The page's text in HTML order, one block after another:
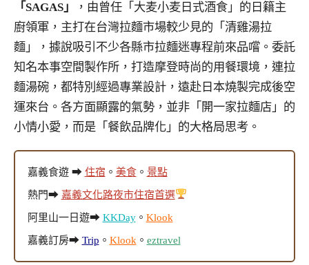
「SAGAS」
，由曾任「大麦小麦日式酒食」的日籍主
廚領軍，主打在台灣拉麵市場較少見的「清雞湯拉
麵」，據說吸引不少各縣市拉麵迷專程前來品嚐。委託
知名本事空間製作所，打造摩登時尚的用餐環境，連拉
麵湯碗，都特別經過專業設計，遠赴日本燒製完成後空
運來台。各方面顯露的氣勢，並非「開一家拉麵店」的
小情小愛，而是「餐飲品牌化」的大格局思考。
嘉義食遊 ➡ 住宿 。 美食。 景點
熱門➡ 嘉義文化路夜市住宿首選
阿里山一日遊➡ KKDay。 Klook
嘉義訂房➡ Trip 。 Klook 。 eztravel